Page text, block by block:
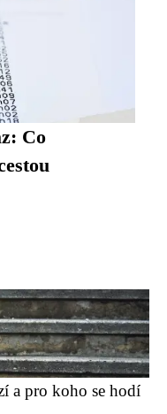
Co
a pro koho se hodí